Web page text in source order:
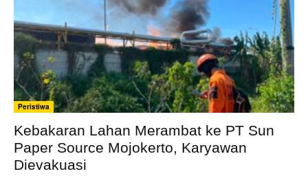
Peristiwa
Kebakaran Lahan Merambat ke PT Sun
Paper Source Mojokerto, Karyawan
Dievakuasi